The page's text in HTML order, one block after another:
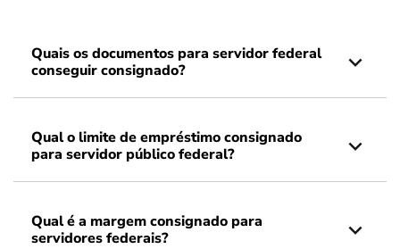
Quais os documentos para servidor federal
conseguir consignado?
Qual o limite de empréstimo consignado
para servidor público federal?
Qual é a margem consignado para
servidores federais?